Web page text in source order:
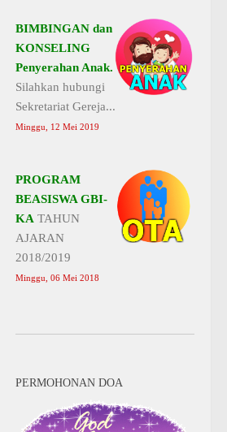
BIMBINGAN dan
KONSELING
Penyerahan Anak.
Silahkan hubungi
Sekretariat Gereja...
Minggu, 12 Mei 2019
PROGRAM
BEASISWA GBI-
KA TAHUN
AJARAN
2018/2019
Minggu, 06 Mei 2018
PERMOHONAN DOA